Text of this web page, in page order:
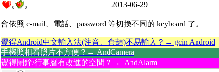
0 0 2013-06-29
會依照 e-mail、電話、password 等切換不同的 keyboard 了。
覺得Android中文輸入法(注音、倉頡)不易輸入？→ gcin Android
手機照相看照片不方便？→ AndCamera
覺得鬧鐘/行事曆有改進的空間？→ AndAlarm